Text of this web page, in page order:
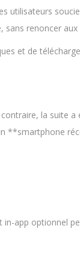
utilisateurs
sans renoncer
et de
la suite
**smartphone
app optionnel